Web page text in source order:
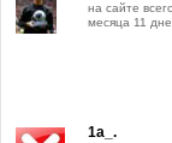
на сайте
месяца 11
1a_.